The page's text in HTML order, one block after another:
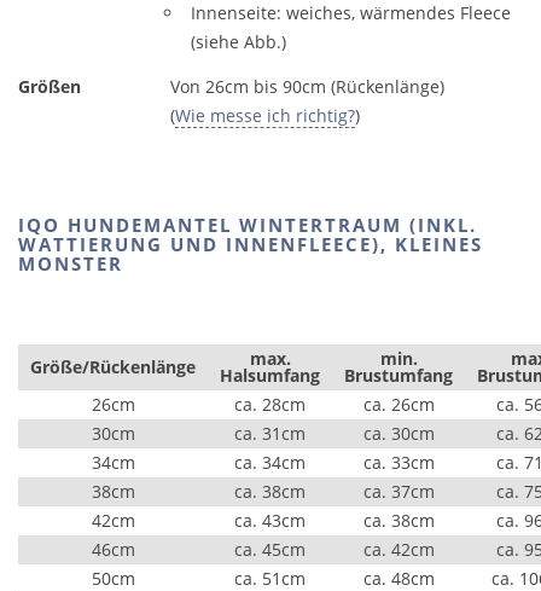
Innenseite: weiches, wärmendes Fleece
(siehe Abb.)
Größen
Von 26cm bis 90cm (Rückenlänge)
(Wie messe ich richtig?)
IQO HUNDEMANTEL WINTERTRAUM (INKL.
WATTIERUNG UND INNENFLEECE), KLEINES
MONSTER
Größe/Rückenlänge max.
Halsumfang
min.
Brustumfang
26cm
ca. 28cm ca. 26cm
ca.
30cm
ca. 31cm ca. 30cm
ca.
34cm
ca. 34cm ca. 33cm
ca.
38cm
ca. 38cm ca. 37cm
ca.
42cm
ca. 43cm ca. 38cm
ca.
46cm
ca. 45cm ca. 42cm
ca.
50cm
ca. 51cm ca. 48cm
ca.